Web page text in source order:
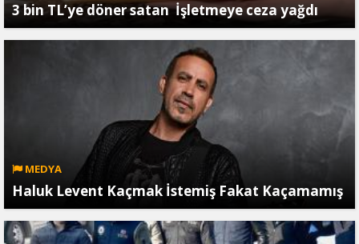
3 bin TL’ye döner satan İşletmeye ceza yağdı
MEDYA
Haluk Levent Kaçmak İstemiş Fakat Kaçamamış